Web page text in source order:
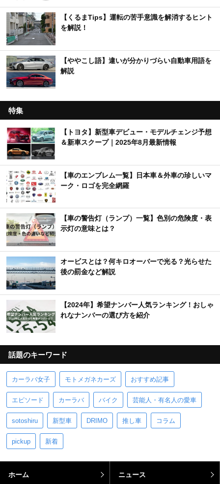
【くるまTips】運転の苦手意識を解消するヒント
を解説！
【ややこし語】違いが分かりづらい自動車用語を
解説
特集
【トヨタ】新型車デビュー・モデルチェンジ予想
＆新車スクープ｜2025年8月最新情報
【車のエンブレム一覧】日本車＆外車の珍しいマ
ーク・ロゴを完全網羅
【車の警告灯（ランプ）一覧】色別の危険度・表
示灯の意味とは？
オービスとは？何キロオーバーで光る？光らせた
後の罰金など解説
【2024年】希望ナンバー人気ランキング！おしゃ
れなナンバーの選び方を紹介
話題のキーワード
カーラバ女子 モトメガネカーズ おすすめ記事
エピソード カーラバ バイク 芸能人・有名人の愛車
sotoshiru 新型車 DRIMO 推し車 コラム
pickup 新着
ホーム ニュース